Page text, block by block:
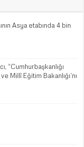
Asya etabında 4 bin
“Cumhurbaşkanlığı
Millî Eğitim Bakanlığı’nı